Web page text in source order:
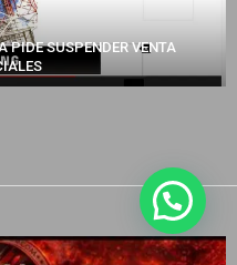
PIDE SUSPENDER VENTA